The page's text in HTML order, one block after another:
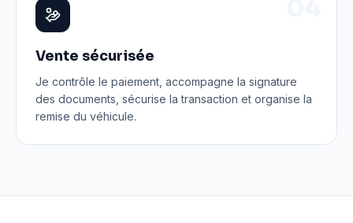
Vente sécurisée
Je contrôle le paiement, accompagne la signature
des documents, sécurise la transaction et organise la
remise du véhicule.